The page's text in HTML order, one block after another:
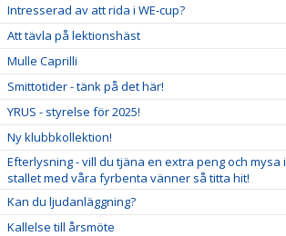
Intresserad av att rida i WE-cup?
Att tävla på lektionshäst
Mulle Caprilli
Smittotider - tänk på det här!
YRUS - styrelse för 2025!
Ny klubbkollektion!
Efterlysning - vill du tjäna en extra peng och mysa i
stallet med våra fyrbenta vänner så titta hit!
Kan du ljudanläggning?
Kallelse till årsmöte